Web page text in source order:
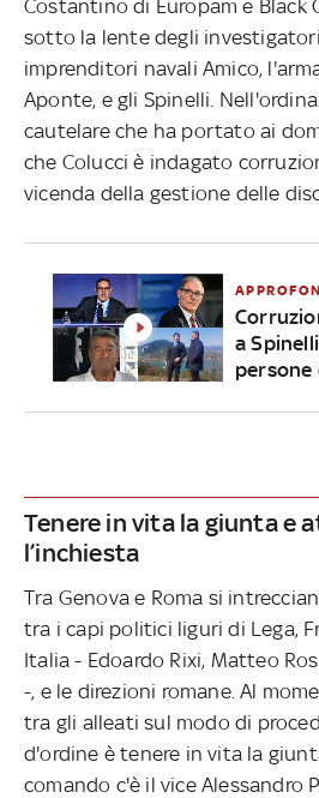
Costantino di Europam e Black
sotto la lente degli
imprenditori navali Amico,
Aponte, e gli Spinelli.
cautelare che ha portato ai
che Colucci è indagato
vicenda della gestione delle
a
persone
Tenere in vita la giunta e
l’inchiesta
Tra Genova e Roma si
tra i capi politici liguri di Lega,
Italia - Edoardo Rixi, Matteo
-, e le direzioni romane. Al
tra gli alleati sul modo di
d'ordine è tenere in vita la
comando c'è il vice Alessandro